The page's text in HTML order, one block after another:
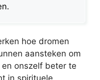
hoe dromen
aansteken om
onszelf beter te